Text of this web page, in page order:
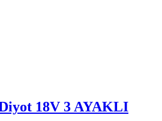
18V 3 AYAKLI